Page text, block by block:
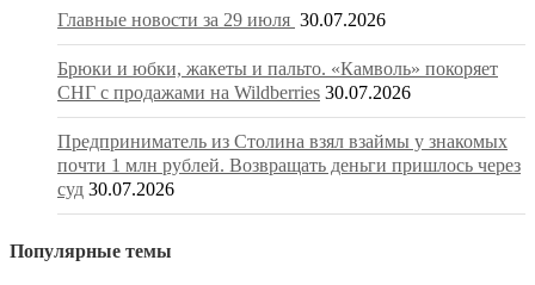
Главные новости за 29 июля 30.07.2026
Брюки и юбки, жакеты и пальто. «Камволь» покоряет
СНГ с продажами на Wildberries 30.07.2026
Предприниматель из Столина взял взаймы у знакомых
почти 1 млн рублей. Возвращать деньги пришлось через
суд 30.07.2026
Популярные темы